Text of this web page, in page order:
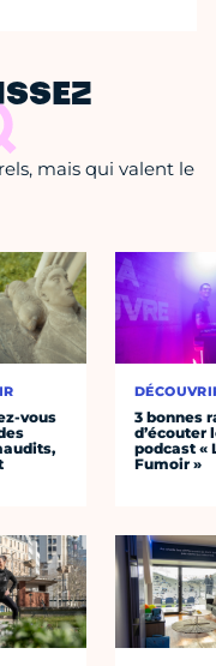
mais qui valent le
vous
3 bonnes
d’écouter
podcast «
Fumoir »